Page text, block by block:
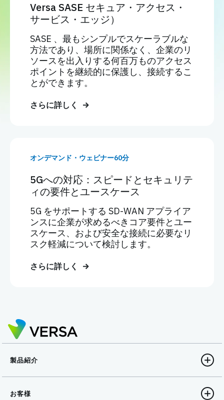
Versa SASE セキュア・アクセス・
サービス・エッジ）
SASE 、最もシンプルでスケーラブルな
方法であり、場所に関係なく、企業のリ
ソースを出入りする何百万ものアクセス
ポイントを継続的に保護し、接続するこ
とができます。
さらに詳しく
オンデマンド・ウェビナー60分
5Gへの対応：スピードとセキュリテ
ィの要件とユースケース
5G をサポートする SD-WAN アプライア
ンスに企業が求めるべきコア要件とユー
スケース、および安全な接続に必要なリ
スク軽減について検討します。
さらに詳しく
製品紹介
お客様